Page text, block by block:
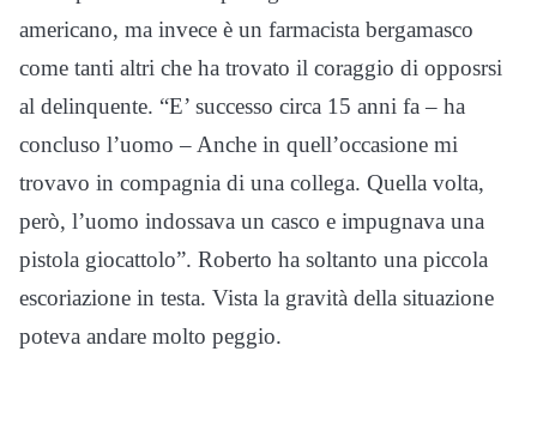
americano, ma invece è un farmacista bergamasco
come tanti altri che ha trovato il coraggio di opposrsi
al delinquente. “E’ successo circa 15 anni fa – ha
concluso l’uomo – Anche in quell’occasione mi
trovavo in compagnia di una collega. Quella volta,
però, l’uomo indossava un casco e impugnava una
pistola giocattolo”. Roberto ha soltanto una piccola
escoriazione in testa. Vista la gravità della situazione
poteva andare molto peggio.